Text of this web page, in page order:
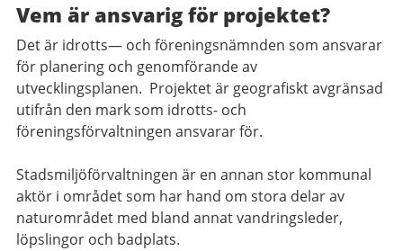
Vem är ansvarig för projektet?
Det är idrotts— och föreningsnämnden som ansvarar
för planering och genomförande av
utvecklingsplanen. Projektet är geografiskt avgränsad
utifrån den mark som idrotts- och
föreningsförvaltningen ansvarar för.
Stadsmiljöförvaltningen är en annan stor kommunal
aktör i området som har hand om stora delar av
naturområdet med bland annat vandringsleder,
löpslingor och badplats.